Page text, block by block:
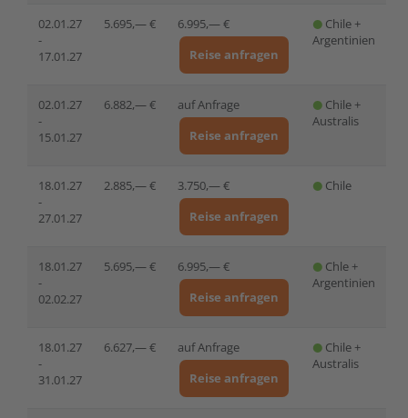
02.01.27
-
17.01.27
5.695,— €
6.995,— €
Reise anfragen
Chile +
Argentinien
02.01.27
-
15.01.27
6.882,— €
auf Anfrage
Reise anfragen
Chile +
Australis
18.01.27
-
27.01.27
2.885,— €
3.750,— €
Reise anfragen
Chile
18.01.27
-
02.02.27
5.695,— €
6.995,— €
Reise anfragen
Chle +
Argentinien
18.01.27
-
31.01.27
6.627,— €
auf Anfrage
Reise anfragen
Chile +
Australis